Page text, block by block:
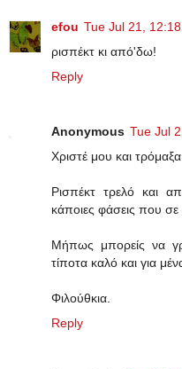
efou Tue Jul 21,
ρισπέκτ κι από'δω!
Reply
Anonymous Tue Jul
Χριστέ μου και
Ρισπέκτ τρελό και
κάποιες φάσεις που σε
Μήπως μπορείς να
τίποτα καλό και για
Φιλούθκια.
Reply